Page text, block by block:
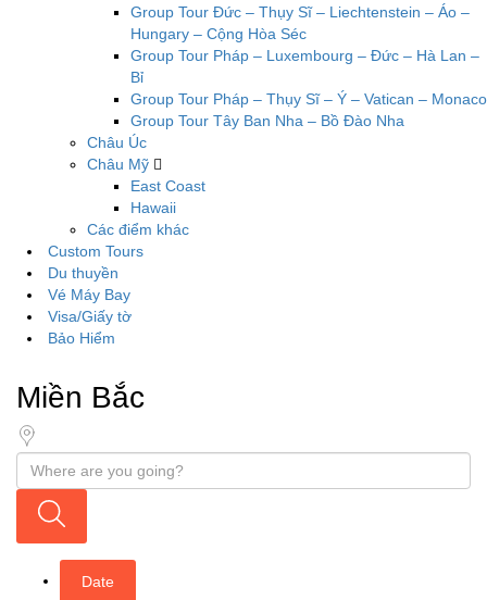
Group Tour Đức – Thụy Sĩ – Liechtenstein – Áo –
Hungary – Cộng Hòa Séc
Group Tour Pháp – Luxembourg – Đức – Hà Lan –
Bỉ
Group Tour Pháp – Thụy Sĩ – Ý – Vatican – Monaco
Group Tour Tây Ban Nha – Bồ Đào Nha
Châu Úc
Châu Mỹ
East Coast
Hawaii
Các điểm khác
Custom Tours
Du thuyền
Vé Máy Bay
Visa/Giấy tờ
Bảo Hiểm
Miền Bắc
Date